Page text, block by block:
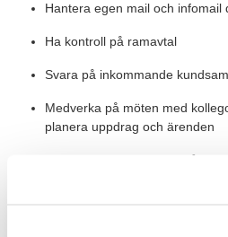
Hantera egen mail och
Ha kontroll på ramavtal
Svara på inkommande
Medverka på möten med
planera uppdrag och ärenden
Flexibelt att arbeta hemifrån